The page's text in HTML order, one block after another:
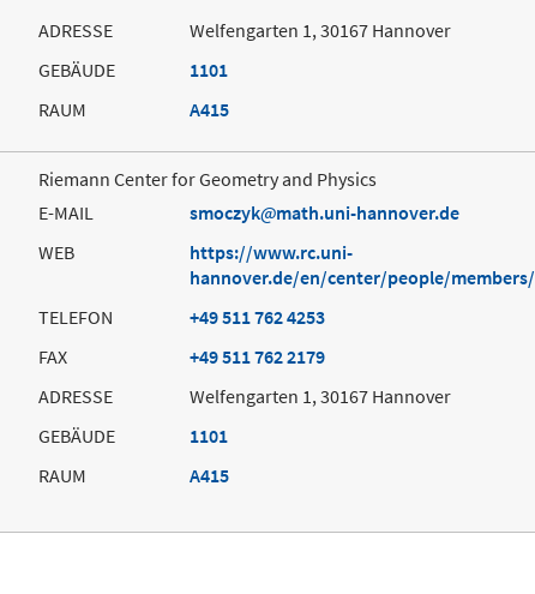
ADRESSE
Welfengarten 1, 30167 Hannover
GEBÄUDE
1101
RAUM
A415
Riemann Center for Geometry and Physics
E-MAIL
smoczyk
math.uni-hannover.de
WEB
https://www.rc.uni-
hannover.de/en/center/people/members/
TELEFON
+49 511 762 4253
FAX
+49 511 762 2179
ADRESSE
Welfengarten 1, 30167 Hannover
GEBÄUDE
1101
RAUM
A415